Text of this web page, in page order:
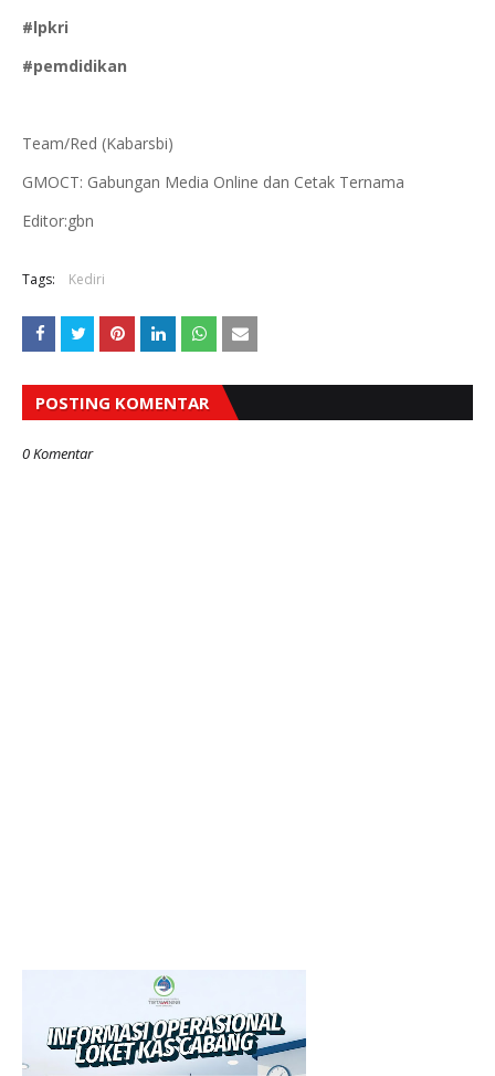
#lpkri
#pemdidikan
Team/Red (Kabarsbi)
GMOCT: Gabungan Media Online dan Cetak Ternama
Editor:gbn
Tags: Kediri
POSTING KOMENTAR
0 Komentar